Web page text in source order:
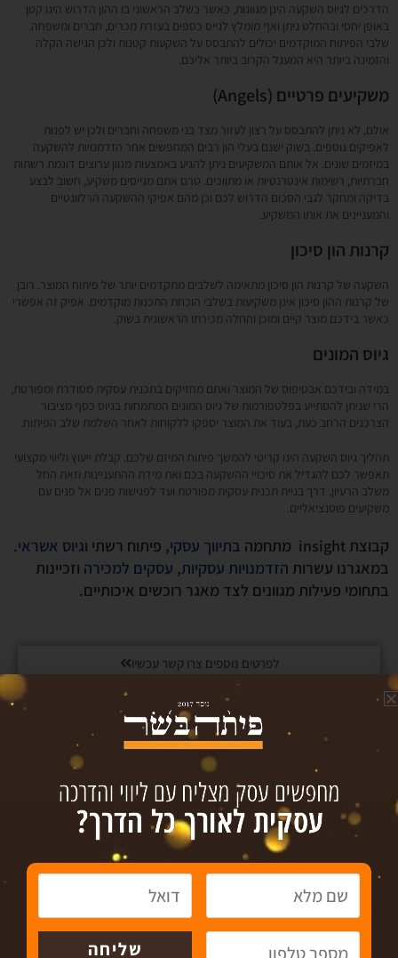
הדרכים לגיוס השקעה הינן מגוונות, כאשר בשלב הראשוני בו ההון הדרוש הינו קטן
באופן יחסי ובהחלט ניתן ואף מומלץ לגייס כספים בעזרת מכרים, חברים ומשפחה.
שלבי הפיתוח המוקדמים יכולים להתבסס על השקעות קטנות ולכן הגישה הקלה
והזמינה ביותר היא המעגל הקרוב ביותר אליכם.
משקיעים פרטיים (Angels
)
אולם, לא ניתן להתבסס על רצון לעזור מצד בני משפחה וחברים ולכן יש לפנות
לאפיקים נוספים. בשוק ישנם בעלי הון רבים המחפשים אחר הזדמנויות להשקעה
במיזמים שונים. אל אותם המשקיעים ניתן להגיע באמצעות מגוון ערוצים דוגמת רשתות
חברתיות, רשימות אינטרנטיות או מתווכים. טרם אתם מגייסים משקיע, חשוב לבצע
בדיקה ומחקר לגבי הסכום הדרוש לכם וכן מהם אפיקי ההשקעה הרלוונטיים
והמעניינים את אותו המשקיע.
קרנות הון סיכון
השקעה של קרנות הון סיכון מתאימה לשלבים מתקדמים יותר של פיתוח המוצר. רובן
של קרנות ההון סיכון אינן משקיעות בשלבי הוכחת התכנות מוקדמים. אפיק זה אפשרי
כאשר בידכם מוצר קיים ומוכן והחלה מכירתו הראשונית בשוק.
גיוס המונים
במידה ובידכם אבטיפוס של המוצר ואתם מחזיקים בתכנית עסקית מסודרת ומפורטת,
הרי שניתן להסתייע בפלטפורמות של גיוס המונים המתמחות בגיוס כסף מציבור
הצרכנים הרחב כעת, בעוד את המוצר יספקו ללקוחות לאחר השלמת שלב הפיתוח.
תהליך גיוס השקעה הינו קריטי להמשך פיתוח המיזם שלכם. קבלת ייעוץ וליווי מקצועי
תאפשר לכם להגדיל את סיכויי ההשקעה בכם ואת מידת ההתעניינות וזאת החל
משלב הרעיון, דרך בניית תכנית עסקית מפורטת ועד לפגישות פנים אל פנים עם
משקיעים פוטנציאליים.
קבוצת insight מתחמה בתיווך עסקי, פיתוח רשתי וגיוס אשראי.
במאגרנו עשרות הזדמנויות עסקיות, עסקים למכירה וזכיינות
בתחומי פעילות מגוונים לצד מאגר רוכשים איכותיים.
לפרטים נוספים צרו קשר עכשיו
גיוס אשראי